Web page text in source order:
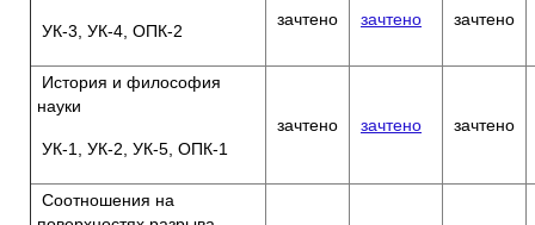
УК-3, УК-4, ОПК-2
зачтено зачтено зачтено
История и философия
науки
УК-1, УК-2, УК-5, ОПК-1
зачтено зачтено зачтено
Соотношения на